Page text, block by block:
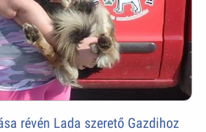
révén Lada szerető Gazdihoz